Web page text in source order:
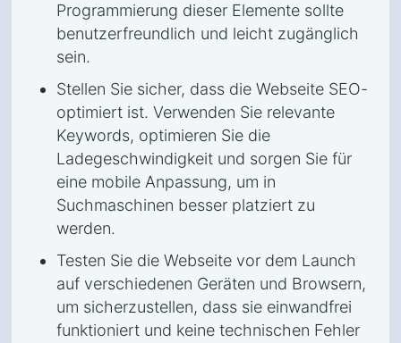
Programmierung dieser Elemente sollte
benutzerfreundlich und leicht zugänglich
sein.
Stellen Sie sicher, dass die Webseite SEO-
optimiert ist. Verwenden Sie relevante
Keywords, optimieren Sie die
Ladegeschwindigkeit und sorgen Sie für
eine mobile Anpassung, um in
Suchmaschinen besser platziert zu
werden.
Testen Sie die Webseite vor dem Launch
auf verschiedenen Geräten und Browsern,
um sicherzustellen, dass sie einwandfrei
funktioniert und keine technischen Fehler